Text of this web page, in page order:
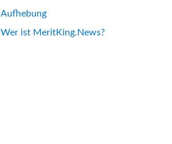
Aufhebung
Wer ist MeritKing.News?